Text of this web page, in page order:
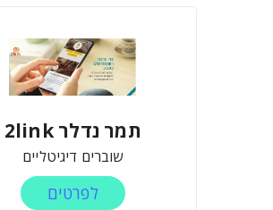
תמר נדלר 2link
שוברים דיגיטליים
לפרטים